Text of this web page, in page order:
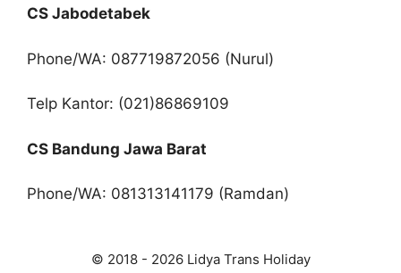
CS Jabodetabek
Phone/WA: 087719872056 (Nurul)
Telp Kantor: (021)86869109
CS Bandung Jawa Barat
Phone/WA: 081313141179 (Ramdan)
© 2018 - 2026 Lidya Trans Holiday